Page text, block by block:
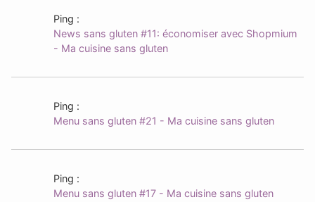
Ping :
News sans gluten #11: économiser avec Shopmium
- Ma cuisine sans gluten
Ping :
Menu sans gluten #21 - Ma cuisine sans gluten
Ping :
Menu sans gluten #17 - Ma cuisine sans gluten